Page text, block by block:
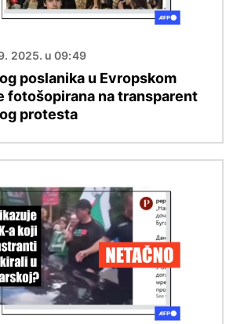
2025. u 09:49
poslanika u Evropskom
fotošopirana na transparent
protesta